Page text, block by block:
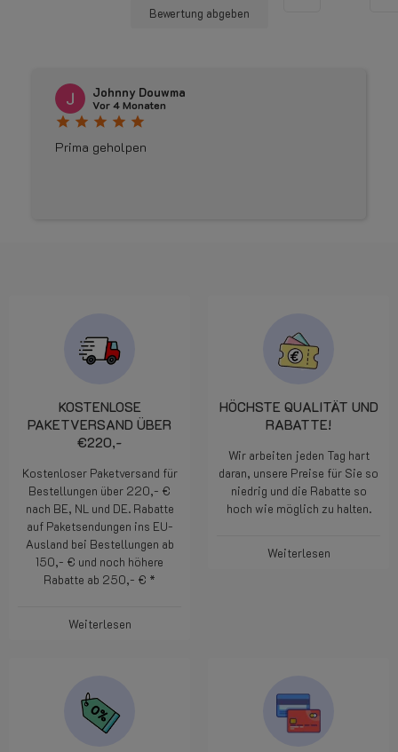
Bewertung abgeben
Johnny Douwma
Vor 4 Monaten
star star star star star
Prima geholpen
KOSTENLOSE
PAKETVERSAND ÜBER
€220,-
Kostenloser Paketversand für
Bestellungen über 220,- €
nach BE, NL und DE. Rabatte
auf Paketsendungen ins EU-
Ausland bei Bestellungen ab
150,- € und noch höhere
Rabatte ab 250,- € *
Weiterlesen
HÖCHSTE QUALITÄT UND
RABATTE!
Wir arbeiten jeden Tag hart
daran, unsere Preise für Sie so
niedrig und die Rabatte so
hoch wie möglich zu halten.
Weiterlesen